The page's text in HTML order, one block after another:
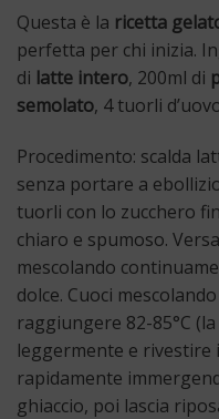
Questa è la ricetta
perfetta per chi inizia.
di latte intero, 200ml di
semolato, 4 tuorli
Procedimento: scalda
senza portare a
tuorli con lo zucchero
chiaro e spumoso.
mescolando
dolce. Cuoci
raggiungere 82-85°C
leggermente e rivestire
rapidamente
ghiaccio, poi lascia